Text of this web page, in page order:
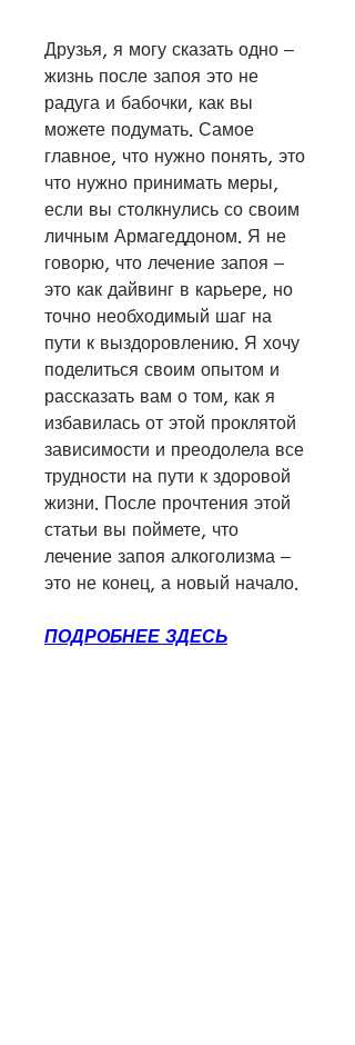
Друзья, я могу сказать одно –
жизнь после запоя это не
радуга и бабочки, как вы
можете подумать. Самое
главное, что нужно понять, это
что нужно принимать меры,
если вы столкнулись со своим
личным Армагеддоном. Я не
говорю, что лечение запоя –
это как дайвинг в карьере, но
точно необходимый шаг на
пути к выздоровлению. Я хочу
поделиться своим опытом и
рассказать вам о том, как я
избавилась от этой проклятой
зависимости и преодолела все
трудности на пути к здоровой
жизни. После прочтения этой
статьи вы поймете, что
лечение запоя алкоголизма –
это не конец, а новый начало.
ПОДРОБНЕЕ ЗДЕСЬ